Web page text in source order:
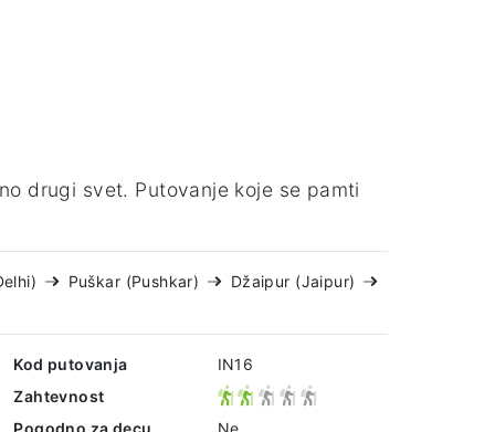
drugi svet. Putovanje koje se pamti
Puškar (Pushkar) Džaipur (Jaipur)
Kod putovanja
IN16
Zahtevnost